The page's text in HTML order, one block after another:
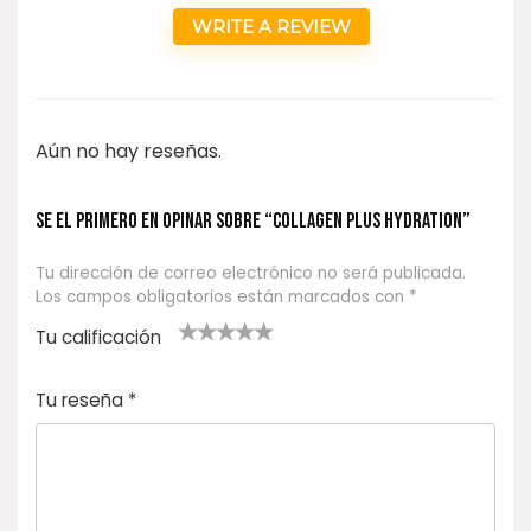
WRITE A REVIEW
Aún no hay reseñas.
Se el primero en opinar sobre “COLLAGEN PLUS HYDRATION”
Tu dirección de correo electrónico no será publicada.
Los campos obligatorios están marcados con *
Tu calificación
e
5
las
s
Tu reseña *